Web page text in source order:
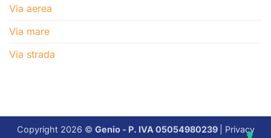
Via aerea
Via mare
Via strada
Copyright 2026 © Genio - P. IVA 05054980239
Privacy